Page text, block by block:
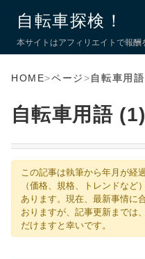
自転車探検！
本サイトはアフィリエイトで報酬
HOME>ページ>自転車用
自転車用語 (1)
この記事は執筆から年月が経
（価格、規格、トレンドな
あります。現在、最新事情に
おりますが、記事更新までは
だけますと幸いです。